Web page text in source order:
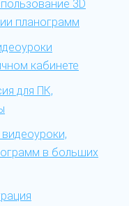
3D
планограмм
кабинете
для ПК,
в больших